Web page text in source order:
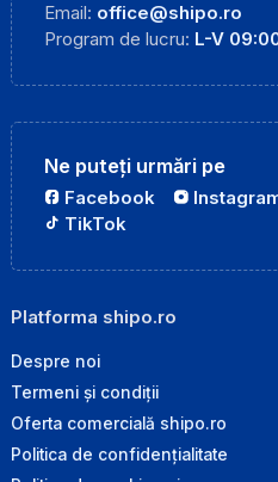
Email: office@shipo.ro
Program de lucru: L-V
Ne puteți urmări pe
Facebook
TikTok
Platforma shipo.ro
Despre noi
Termeni și condiții
Oferta comercială shipo.ro
Politica de confidențialitate